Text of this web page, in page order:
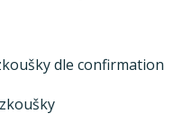
dle confirmation